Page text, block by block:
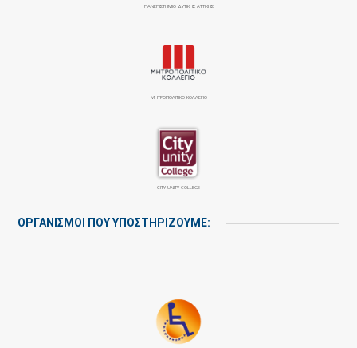
ΠΑΝΕΠΙΣΤΉΜΙΟ ΔΥΤΙΚΉΣ ΑΤΤΙΚΉΣ
ΜΗΤΡΟΠΟΛΙΤΙΚΟ ΚΟΛΛΕΓΙΟ
CITY UNITY COLLEGE
ΟΡΓΑΝΙΣΜΟΙ ΠΟΥ ΥΠΟΣΤΗΡΙΖΟΥΜΕ: